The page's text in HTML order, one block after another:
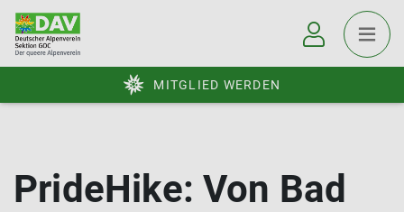
MITGLIED WERDEN
PrideHike: Von Bad